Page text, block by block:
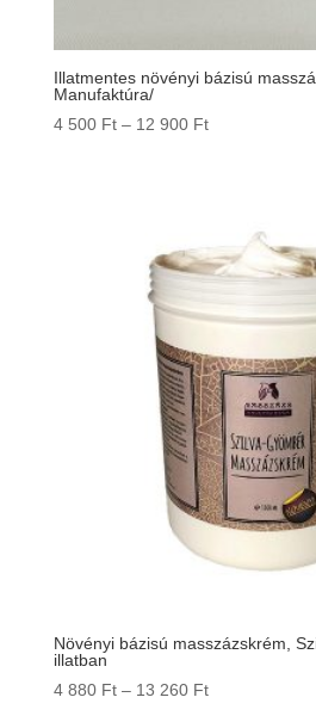
Illatmentes növényi bázisú
Manufaktúra/
4 500 Ft – 12 900 FtÁrtartomány:
900 Ft
Növényi bázisú masszázskrém,
illatban
4 880 Ft – 13 260 FtÁrtartomány: